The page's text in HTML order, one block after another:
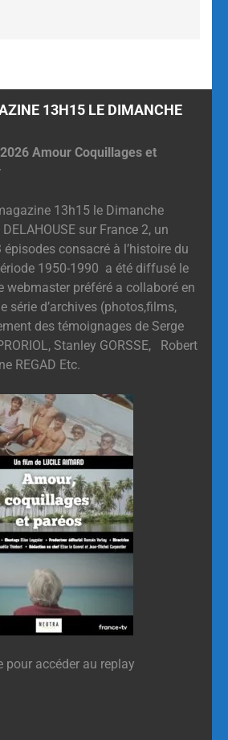
13H15 LE DIMANCHE
Amour Coquillages et
13h15 le Dimanche
sur France 2, un
consacré à l’histoire du
1950-1990 a été diffusé le
préféré a collaboré en
série d’archives (photos,films,
des témoignages de Serge
Stanley GORSSE, Robert
REGAD Etc.
pour accéder au replay